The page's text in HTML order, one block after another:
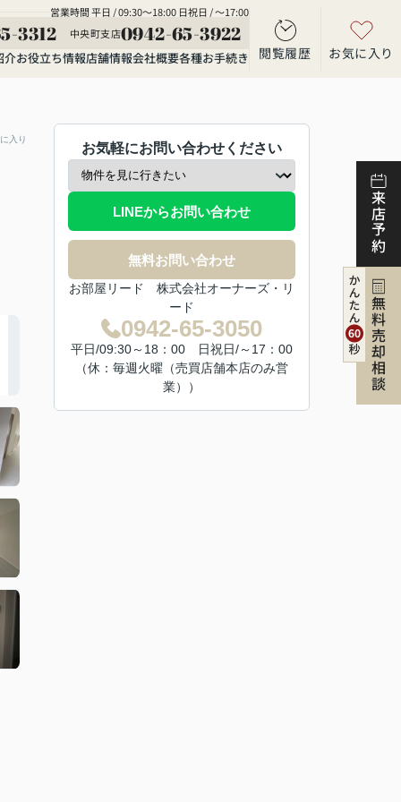
営業時間 平日 / 09:30～18:00 日祝日 / ～17:00
3312 中央町支店0942-65-3922
介お役立ち情報店舗情報会社概要各種お手続き 閲覧履歴 お気に入り
来店予約
無料売却相談
入り
お気軽にお問い合わせください
LINEからお問い合わせ
無料お問い合わせ
お部屋リード 株式会社オーナーズ・リ
ード
0942-65-3050
平日/09:30～18：00 日祝日/～17：00
（休：毎週火曜（売買店舗本店のみ営
業））